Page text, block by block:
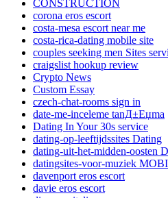
CONSTRUCTION
corona eros escort
costa-mesa escort near me
costa-rica-dating mobile site
couples seeking men Sites
craigslist hookup review
Crypto News
Custom Essay
czech-chat-rooms sign in
date-me-inceleme tanД±Еџma
Dating In Your 30s service
dating-op-leeftijdssites Dating
dating-uit-het-midden-oosten
datingsites-voor-muziek
davenport eros escort
davie eros escort